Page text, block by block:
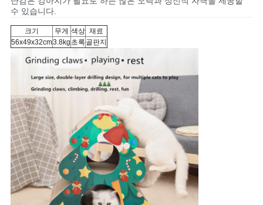
사
이
맵
PRIVACY
POLICY
수 있습니다.
크기 무게 색상 재료
56x49x32cm3.8kg 초록 골판지